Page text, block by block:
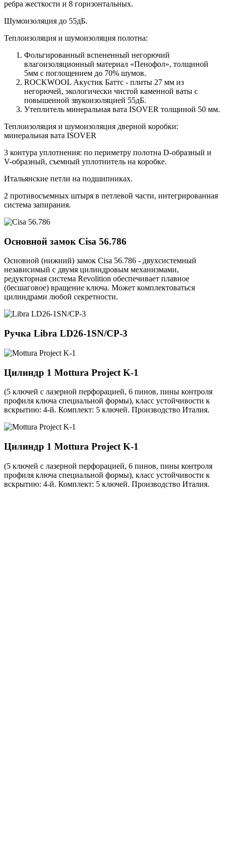
ребра жесткости и 8 горизонтальных.
Шумоизоляция до 55дБ.
Теплоизоляция и шумоизоляция полотна:
Фольгированный вспененный негорючий
влагоизоляционный материал «Пенофол», толщиной
5мм с поглощением до 70% шумов.
ROCKWOOL Акустик Баттс - плиты 27 мм из
негорючей, экологически чистой каменной ваты с
повышенной звукоизоляцией 55дБ.
Утеплитель минеральная вата ISOVER толщиной 50 мм.
Теплоизоляция и шумоизоляция дверной коробки:
минеральная вата ISOVER
3 контура уплотнения: по периметру полотна D-образный и
V-образный, съемный уплотнитель на коробке.
Итальянские петли на подшипниках.
2 противосъемных штыря в петлевой части, интегрированная
система запирания.
Основной замок Cisa 56.786
Основной (нижний) замок Cisa 56.786 - двухсистемный
независимый с двумя цилиндровым механизмами,
редукторная система Revolition обеспечивает плавное
(бесшаговое) вращение ключа. Может комплектоваться
цилиндрами любой секретности.
Ручка Libra LD26-1SN/CP-3
Цилиндр 1 Mottura Project K-1
(5 ключей с лазерной перфорацией, 6 пинов, пины контроля
профиля ключа специальной формы), класс устойчивости к
вскрытию: 4-й. Комплект: 5 ключей. Производство Италия.
Цилиндр 1 Mottura Project K-1
(5 ключей с лазерной перфорацией, 6 пинов, пины контроля
профиля ключа специальной формы), класс устойчивости к
вскрытию: 4-й. Комплект: 5 ключей. Производство Италия.